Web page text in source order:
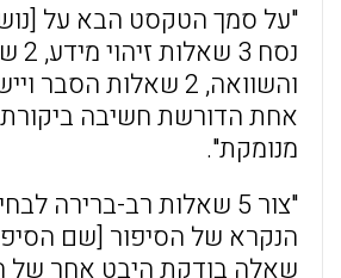
"על סמך הטקסט הבא על
והשוואה, 2 שאלות
אחת הדורשת חשיבה
מנומקת".
"צור 5 שאלות רב-ברירה
הנקרא של הסיפור [שם
שאלה בודקת היבט אחר של